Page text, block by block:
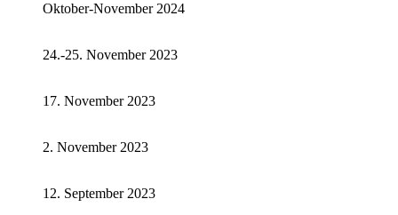
Oktober-November 2024
24.-25. November 2023
17. November 2023
2. November 2023
12. September 2023